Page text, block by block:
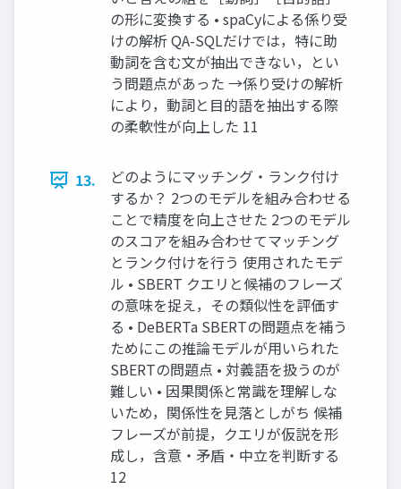
の形に変換する • spaCyによる係り受
けの解析 QA-SQLだけでは，特に助
動詞を含む文が抽出できない，とい
う問題点があった →係り受けの解析
により，動詞と目的語を抽出する際
の柔軟性が向上した 11
13.
どのようにマッチング・ランク付け
するか？ 2つのモデルを組み合わせる
ことで精度を向上させた 2つのモデル
のスコアを組み合わせてマッチング
とランク付けを行う 使用されたモデ
ル • SBERT クエリと候補のフレーズ
の意味を捉え，その類似性を評価す
る • DeBERTa SBERTの問題点を補う
ためにこの推論モデルが用いられた
SBERTの問題点 • 対義語を扱うのが
難しい • 因果関係と常識を理解しな
いため，関係性を見落としがち 候補
フレーズが前提，クエリが仮説を形
成し，含意・矛盾・中立を判断する
12